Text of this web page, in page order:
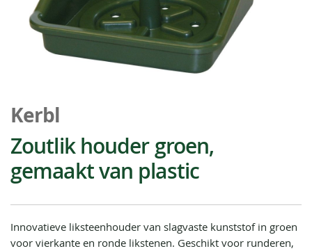
naar
het
begin
van
de
afbeeldingen-
gallerij
Kerbl
Zoutlik houder groen,
gemaakt van plastic
Innovatieve liksteenhouder van slagvaste kunststof in groen
voor vierkante en ronde likstenen. Geschikt voor runderen,